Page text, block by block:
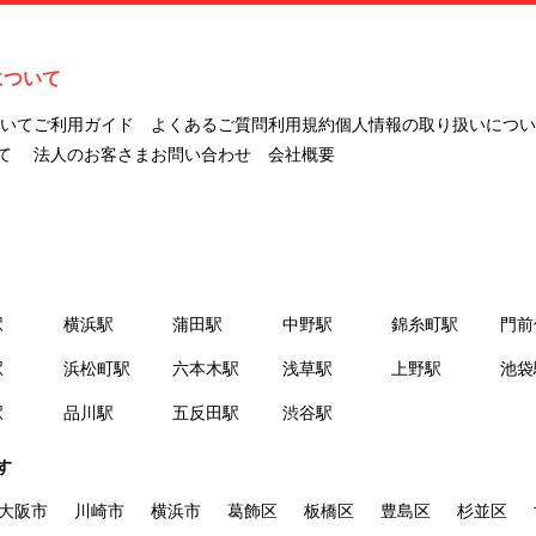
３.「本サイト」とは、当社が運営する本サービスに関するウェブサイ
トを意味します。
４.「物件」とは、本サイトに掲載された賃貸物件を意味します。
す。
７.「本会員制度」とは、会員による本サービスの利用の促進を目的と
８.「本規約等」とは、本規約、マイナビLIVINGご契約にあたり取得す
ョン注文書を意味します。
９.「契約期間開始日」とは、定期建物賃貸借契約（以下「賃貸借契
いて
てご利用ガイド
法人のお客さま
よくあるご質問
お問い合わせ
利用規約
会社概要
個人情報の取り扱いにつ
横浜駅 蒲田駅 中野駅 錦糸町駅 門
浜松町駅 六本木駅 浅草駅 上野駅 池
品川駅 五反田駅 渋谷駅
阪市 川崎市 横浜市 葛飾区 板橋区 豊島区 杉並区